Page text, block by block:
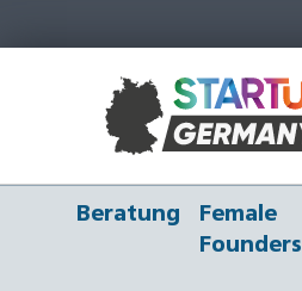
Beratung
Female
Founders